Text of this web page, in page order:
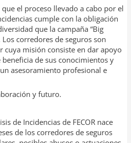
el proceso llevado a cabo por el
cumple con la obligación
que la campaña “Big
corredores de seguros son
cuya misión consiste en dar apoyo
beneficia de sus conocimientos y
asesoramiento profesional e
y futuro.
de Incidencias de FECOR nace
de los corredores de seguros